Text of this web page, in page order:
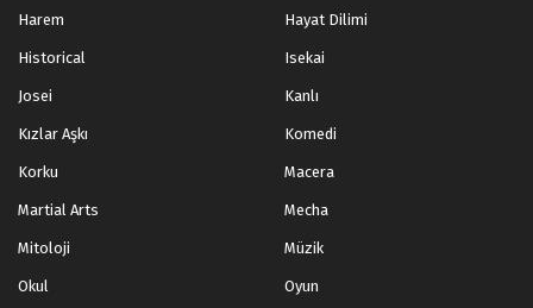
Harem Hayat Dilimi
Historical Isekai
Josei Kanlı
Kızlar Aşkı Komedi
Korku Macera
Martial Arts Mecha
Mitoloji Müzik
Okul Oyun